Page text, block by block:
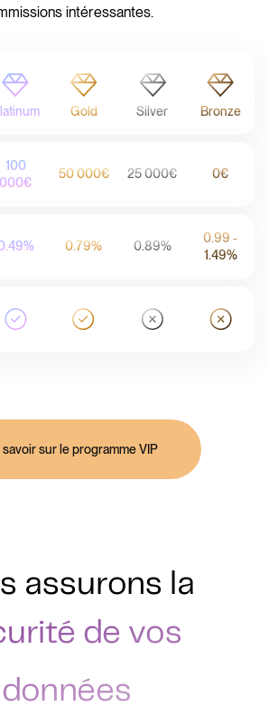
intéressantes.
Gold Silver Bronze
100
000€
50 000€ 25 000€ 0€
0.79% 0.89%
0.99 -
1.49%
savoir sur le programme VIP
assurons la
de vos
données